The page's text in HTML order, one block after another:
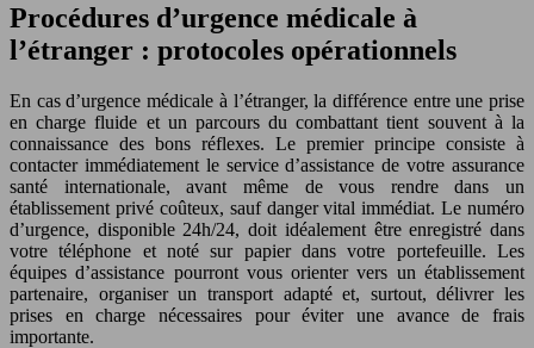
Procédures d’urgence médicale à
l’étranger : protocoles opérationnels
En cas d’urgence médicale à l’étranger, la différence entre une prise
en charge fluide et un parcours du combattant tient souvent à la
connaissance des bons réflexes. Le premier principe consiste à
contacter immédiatement le service d’assistance de votre assurance
santé internationale, avant même de vous rendre dans un
établissement privé coûteux, sauf danger vital immédiat. Le numéro
d’urgence, disponible 24h/24, doit idéalement être enregistré dans
votre téléphone et noté sur papier dans votre portefeuille. Les
équipes d’assistance pourront vous orienter vers un établissement
partenaire, organiser un transport adapté et, surtout, délivrer les
prises en charge nécessaires pour éviter une avance de frais
importante.